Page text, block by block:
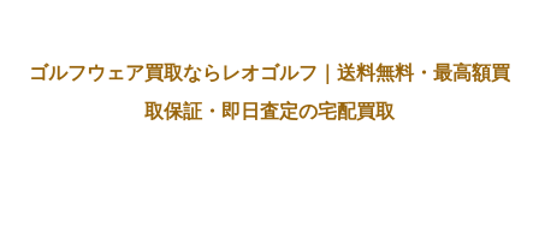
ゴルフウェア買取ならレオゴルフ｜送料無料・最高額買
取保証・即日査定の宅配買取